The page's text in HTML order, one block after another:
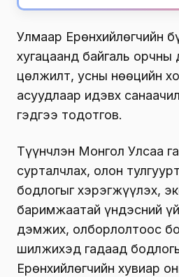
Улмаар Ерөнхийлөгчийн
хугацаанд байгаль орчны
цөлжилт, усны нөөцийн
асуудлаар идэвх
гэдгээ тодотгов.
Түүнчлэн Монгол Улсаа
сурталчлах, олон
бодлогыг хэрэгжүүлэх,
баримжаатай үндэсний
дэмжих, олборлолтоос
шилжихэд гадаад
Ерөнхийлөгчийн хувиар